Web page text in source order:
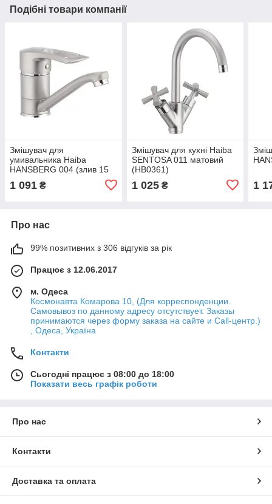
Подібні товари компанії
Змішувач для
умивальника Haiba
HANSBERG 004 (злив 15
1 091 ₴
Змішувач для кухні Haiba
SENTOSA 011 матовий
(HB0361)
1 025₴ 1
Про нас
99% позитивних з 306 відгуків за рік
Працює з 12.06.2017
м. Одеса
Космонавта Комарова 10, (Для корреспонденции.
Самовывоз по данному адресу отсутствует. Заказы
принимаются через форму заказа на сайте и Call-центр.)
, Одеса, Україна
Контакти
Сьогодні працює з 08:00 до 18:00
Показати весь графік роботи
Про нас
Контакти
Доставка та оплата